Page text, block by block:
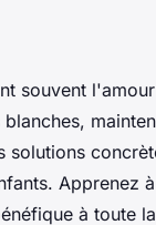
souvent
solutions
Apprenez
à toute